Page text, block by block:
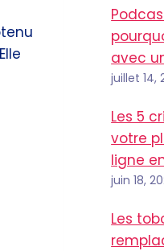
avec
juillet 14,
Les 5
votre
ligne
juin 18,
Les